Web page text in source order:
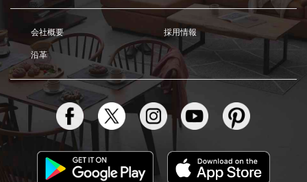
会社概要 採用情報
沿革